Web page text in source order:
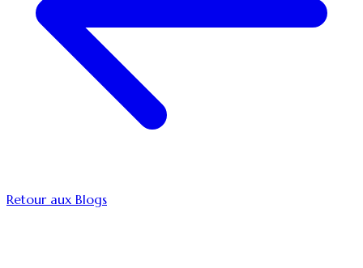
Retour aux Blogs